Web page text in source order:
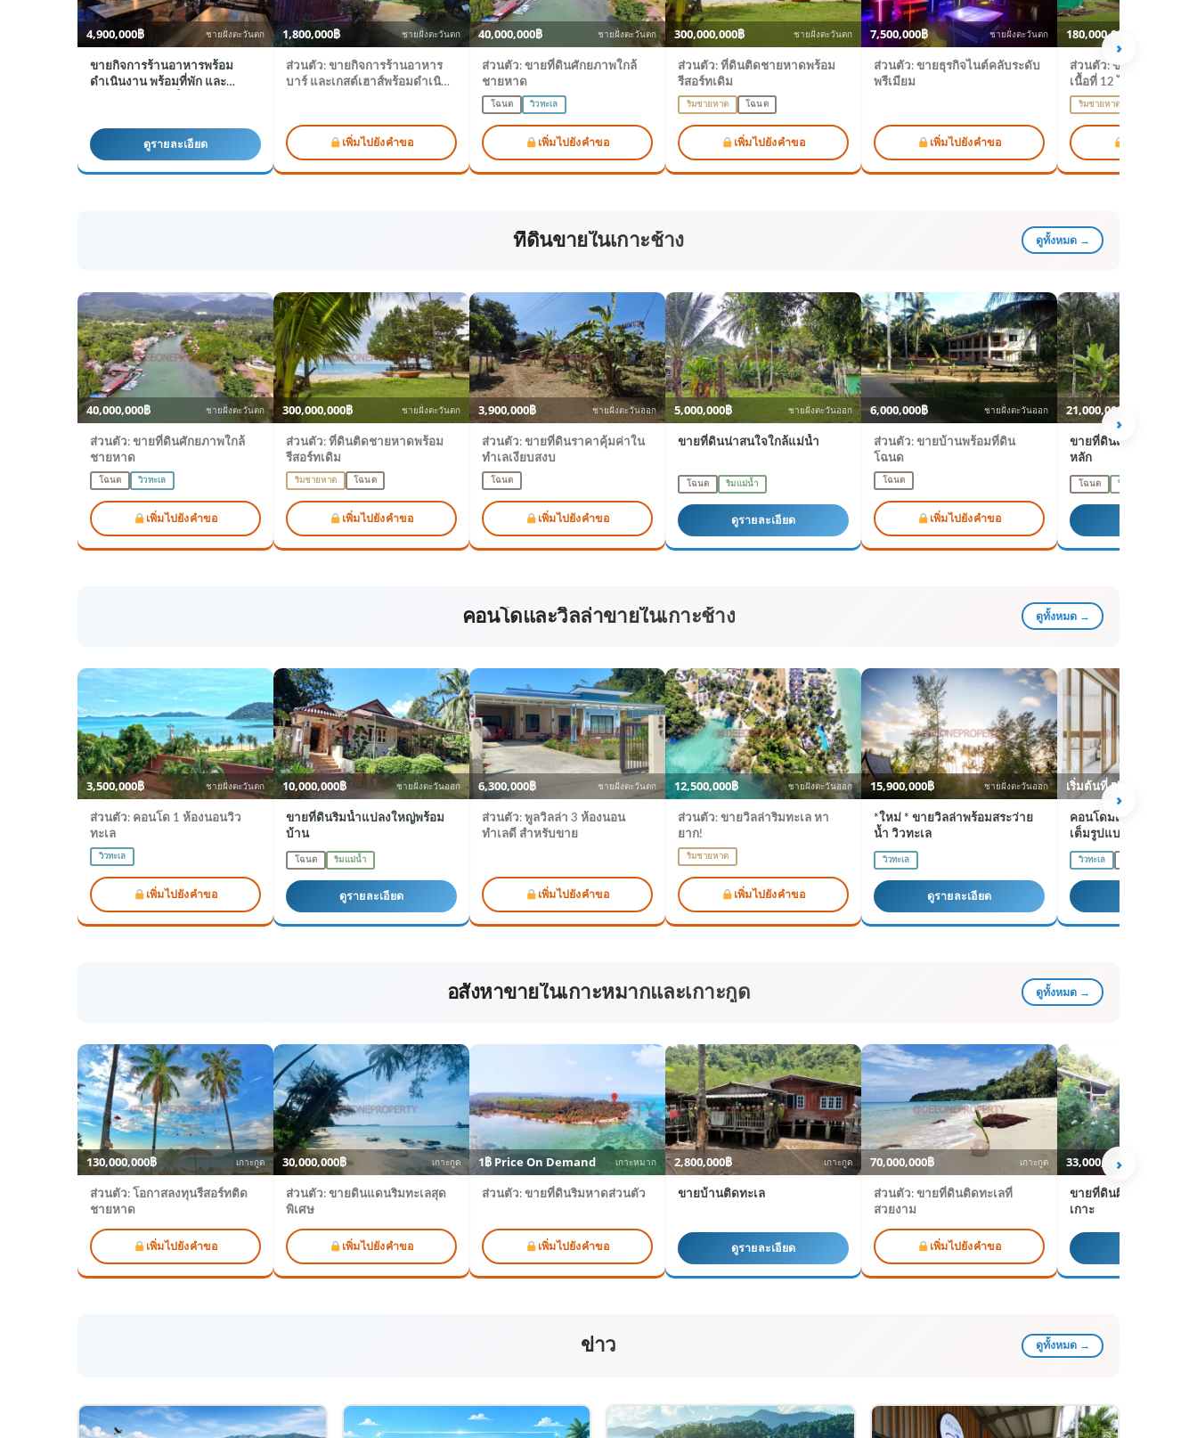
4,900,000฿ ชายฝั่งตะวันตก
ขายกิจการร้านอาหารพร้อม
ดำเนินงาน พร้อมที่พัก และ
ดูรายละเอียด
1,800,000฿ ชายฝั่งตะวันตก
ส่วนตัว: ขายกิจการร้านอาหาร
บาร์ และเกสต์เฮาส์พร้อมดำเนิน
เพิ่มไปยังคำขอ
40,000,000฿ ชายฝั่งตะวันตก
ส่วนตัว: ขายที่ดินศักยภาพใกล้
ชายหาด
โฉนด วิวทะเล
เพิ่มไปยังคำขอ
300,000,000฿ ชายฝั่งตะวันตก
ส่วนตัว: ที่ดินติดชายหาดพร้อม
รีสอร์ทเดิม
ริมชายหาด โฉนด
เพิ่มไปยังคำขอ
7,500,000฿ ชายฝั่งตะวันตก
ส่วนตัว: ขายธุรกิจไนต์คลับระดับ
พรีเมียม
เพิ่มไปยังคำขอ
180,000,000฿
ส่วนตัว: ขายรีสอร์ทติดห
เนื้อที่ 12 ไร่
ริมชายหาด
›
ที่ดินขายในเกาะช้าง ดูทั้งหมด →
40,000,000฿ ชายฝั่งตะวันตก
ส่วนตัว: ขายที่ดินศักยภาพใกล้
ชายหาด
โฉนด วิวทะเล
เพิ่มไปยังคำขอ
300,000,000฿ ชายฝั่งตะวันตก
ส่วนตัว: ที่ดินติดชายหาดพร้อม
รีสอร์ทเดิม
ริมชายหาด โฉนด
เพิ่มไปยังคำขอ
3,900,000฿ ชายฝั่งตะวันออก
ส่วนตัว: ขายที่ดินราคาคุ้มค่าใน
ทำเลเงียบสงบ
โฉนด
เพิ่มไปยังคำขอ
5,000,000฿ ชายฝั่งตะวันออก
ขายที่ดินน่าสนใจใกล้แม่น้ำ
โฉนด ริมแม่น้ำ
ดูรายละเอียด
6,000,000฿ ชายฝั่งตะวันออก
ส่วนตัว: ขายบ้านพร้อมที่ดิน
โฉนด
โฉนด
เพิ่มไปยังคำขอ
21,000,000฿
ขายที่ดินแปลงใหญ่ใกล้
หลัก
โฉนด ริมแม่น้ำ
›
คอนโดและวิลล่าขายในเกาะช้าง ดูทั้งหมด →
3,500,000฿ ชายฝั่งตะวันตก
ส่วนตัว: คอนโด 1 ห้องนอนวิว
ทะเล
วิวทะเล
เพิ่มไปยังคำขอ
10,000,000฿ ชายฝั่งตะวันออก
ขายที่ดินริมน้ำแปลงใหญ่พร้อม
บ้าน
โฉนด ริมแม่น้ำ
ดูรายละเอียด
6,300,000฿ ชายฝั่งตะวันตก
ส่วนตัว: พูลวิลล่า 3 ห้องนอน
ทำเลดี สำหรับขาย
เพิ่มไปยังคำขอ
12,500,000฿ ชายฝั่งตะวันออก
ส่วนตัว: ขายวิลล่าริมทะเล หา
ยาก!
ริมชายหาด
เพิ่มไปยังคำขอ
15,900,000฿ ชายฝั่งตะวันออก
*ใหม่ * ขายวิลล่าพร้อมสระว่าย
น้ำ วิวทะเล
วิวทะเล
ดูรายละเอียด
เริ่มต้นที่ 5฿
คอนโดมิเนียมริมน้ำกรร
เต็มรูปแบบโครงการให
ขาย
วิวทะเล
›
อสังหาขายในเกาะหมากและเกาะกูด ดูทั้งหมด →
130,000,000฿ เกาะกูด
ส่วนตัว: โอกาสลงทุนรีสอร์ทติด
ชายหาด
เพิ่มไปยังคำขอ
30,000,000฿ เกาะกูด
ส่วนตัว: ขายดินแดนริมทะเลสุด
พิเศษ
เพิ่มไปยังคำขอ
1฿ Price On Demand เกาะหมาก
ส่วนตัว: ขายที่ดินริมหาดส่วนตัว
เพิ่มไปยังคำขอ
2,800,000฿ เกาะกูด
ขายบ้านติดทะเล
ดูรายละเอียด
70,000,000฿ เกาะกูด
ส่วนตัว: ขายที่ดินติดทะเลที่
สวยงาม
เพิ่มไปยังคำขอ
33,000,000฿
ขายที่ดินผืนใหญ่ใจกลา
เกาะ
›
ข่าว ดูทั้งหมด →